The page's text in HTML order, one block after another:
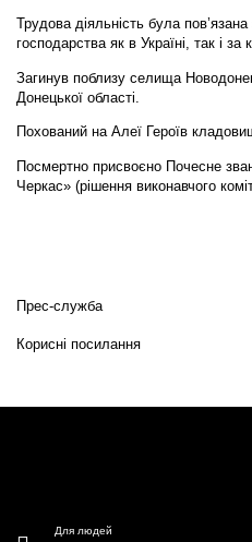
Трудова діяльність була
господарства як в Україні, так і за
Загинув поблизу селища
Донецької області.
Похований на Алеї Героїв
Посмертно присвоєно Почесне
Черкас» (рішення виконавчого
Прес-служба
Корисні посилання
Для людей